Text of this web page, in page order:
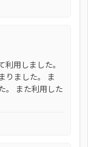
用しました。
りました。 ま
。 また利用した